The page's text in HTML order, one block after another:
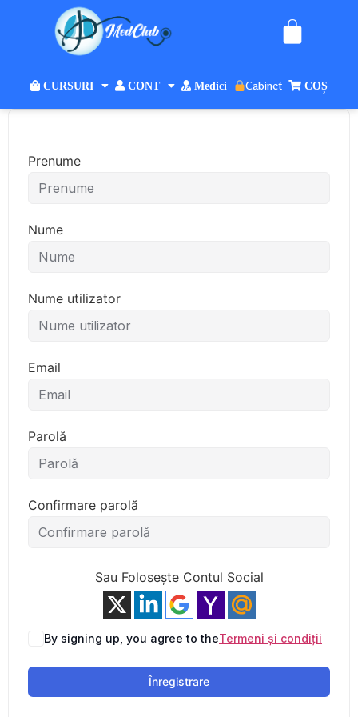
CURSURI CONT Medici Cabinet COȘ
Prenume
Nume
Nume utilizator
Email
Parolă
Confirmare parolă
Sau Folosește Contul Social
By signing up, you agree to theTermeni și condiții
Înregistrare